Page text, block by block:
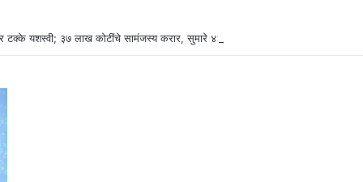
टक्के यशस्वी; ३७ लाख कोटींचे सामंजस्य करार, सुमारे ४३ लाख रोजगारनिर्मिती – उद्योगमंत्री